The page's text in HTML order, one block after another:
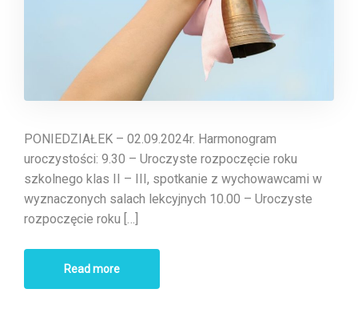
PONIEDZIAŁEK – 02.09.2024r. Harmonogram
uroczystości: 9.30 – Uroczyste rozpoczęcie roku
szkolnego klas II – III, spotkanie z wychowawcami w
wyznaczonych salach lekcyjnych 10.00 – Uroczyste
rozpoczęcie roku […]
Read more